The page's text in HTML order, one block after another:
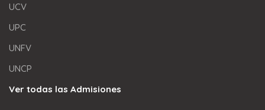
UCV
UPC
UNFV
UNCP
Ver todas las Admisiones